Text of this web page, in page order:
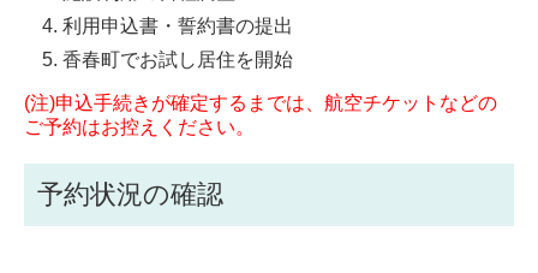
利用申込書・誓約書の提出
香春町でお試し居住を開始
(注)申込手続きが確定するまでは、航空チケットなどの
ご予約はお控えください。
予約状況の確認